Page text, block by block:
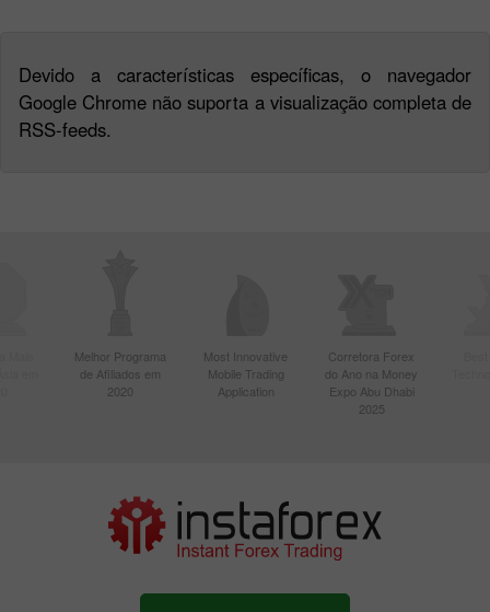
Devido a características específicas, o navegador
Google Chrome não suporta a visualização completa de
RSS-feeds.
Melhor Programa
de Afiliados em
2020
Most Innovative
Mobile Trading
Application
Corretora Forex
do Ano na Money
Expo Abu Dhabi
2025